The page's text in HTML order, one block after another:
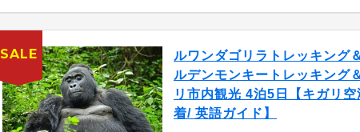
ルワンダゴリラトレッキング
ルデンモンキートレッキング
リ市内観光 4泊5日【キガリ空
着/ 英語ガイド】
SALE